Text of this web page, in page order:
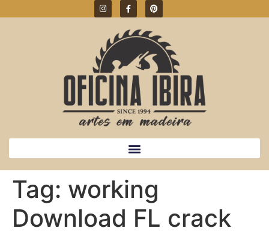
Tag: working
Download FL crack